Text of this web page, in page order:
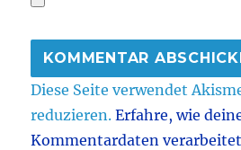
Diese Seite verwendet
reduzieren.Erfahre, wie
Kommentardaten